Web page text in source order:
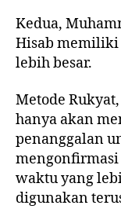
Kedua,
Hisab memiliki
lebih besar.
Metode
hanya akan
penanggalan
waktu yang
digunakan